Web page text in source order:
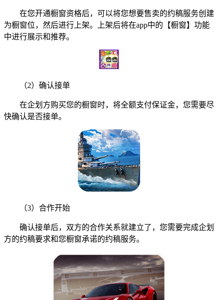
在您开通橱窗资格后，可以将您想要售卖的约稿服务创建
为橱窗位，然后进行上架。上架后将在app中的【橱窗】功能
中进行展示和推荐。
（2）确认接单
在企划方购买您的橱窗时，将全额支付保证金，您需要尽
快确认是否接单。
（3）合作开始
确认接单后，双方的合作关系就建立了，您需要完成企划
方的约稿要求和您橱窗承诺的约稿服务。